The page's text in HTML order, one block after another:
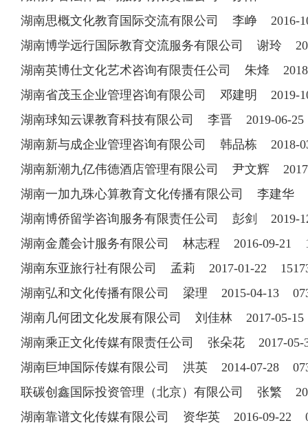
湖南思概文化教育国际交流有限公司 李峥
湖南博学远行国际教育交流服务有限公司 谢玲
湖南英博仕文化艺术咨询有限责任公司 朱烽
湖南省茂玉企业管理咨询有限公司 邓建明
湖南球知云课教育科技有限公司 李晋 2019-06-
湖南新与成企业管理咨询有限公司 韩品栋
湖南新潮九亿伟德酒店管理有限公司 尹文辉
湖南一加九珠心算教育文化传播有限公司 李建
湖南博侨留学咨询服务有限责任公司 彭剑
湖南金麓会计服务有限公司 林志程 2016-09-21
湖南东亚旅行社有限公司 孟莉 2017-01-22
湖南弘和文化传播有限公司 梁理 2015-04-13
湖南几何团文化发展有限公司 刘佳林 2017-05-
湖南乘正文化传媒有限责任公司 张朵花 2017-
湖南巨坤国际传媒有限公司 洪英 2014-07-28
联碳创鑫国际投资管理（北京）有限公司 张繁
湖南靠谱文化传媒有限公司 资华英 2016-09-22